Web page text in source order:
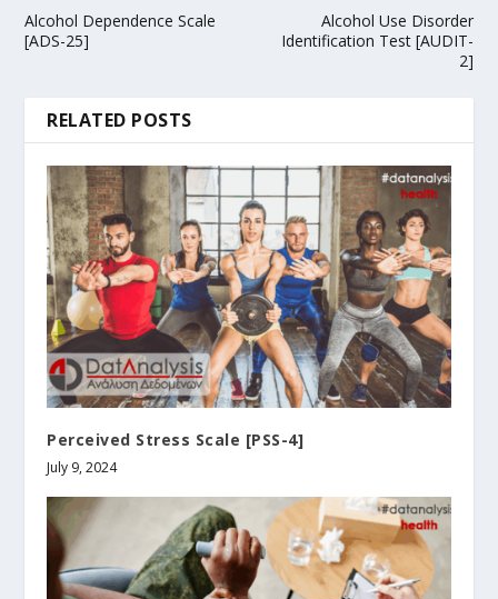
Alcohol Dependence Scale
[ADS-25]
Alcohol Use Disorder
Identification Test [AUDIT-
2]
RELATED POSTS
Perceived Stress Scale [PSS-4]
July 9, 2024